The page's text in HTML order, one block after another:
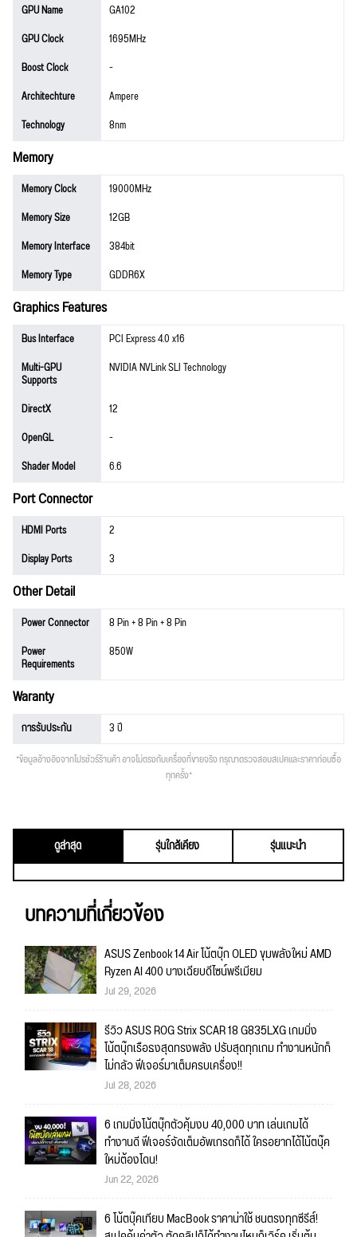
GPU Name
GA102
GPU Clock
1695MHz
Boost Clock
-
Architechture
Ampere
Technology
8nm
Memory
Memory Clock
19000MHz
Memory Size
12GB
Memory Interface
384bit
Memory Type
GDDR6X
Graphics Features
Bus Interface
PCI Express 4.0 x16
Multi-GPU
Supports
NVIDIA NVLink SLI Technology
DirectX
12
OpenGL
-
Shader Model
6.6
Port Connector
HDMI Ports
2
Display Ports
3
Other Detail
Power Connector
8 Pin + 8 Pin + 8 Pin
Power
Requirements
850W
Waranty
การรับประกัน 3 ปี
*ข้อมูลอ้างอิงจากโปรชัวร์ร้านค้า อาจไม่ตรงกับเครื่องที่ขายจริง กรุณาตรวจสอบสเปคและราคาก่อนซื้อ
ทุกครั้ง*
ดูล่าสุด รุ่นใกล้เคียง รุ่นแนะนำ
บทความที่เกี่ยวข้อง
ASUS Zenbook 14 Air โน้ตบุ๊ก OLED ขุมพลังใหม่ AMD
Ryzen AI 400 บางเฉียบดีไซน์พรีเมียม
Jul 29, 2026
รีวิว ASUS ROG Strix SCAR 18 G835LXG เกมมิ่ง
โน้ตบุ๊กเรือธงสุดทรงพลัง ปรับสุดทุกเกม ทำงานหนักก็
ไม่กลัว ฟีเจอร์มาเต็มครบเครื่อง!!
Jul 28, 2026
6 เกมมิ่งโน้ตบุ๊กตัวคุ้มงบ 40,000 บาท เล่นเกมได้
ทำงานดี ฟีเจอร์จัดเต็มอัพเกรดก็ได้ ใครอยากได้โน้ตบุ๊ค
ใหม่ต้องโดน!
Jun 22, 2026
6 โน้ตบุ๊คเทียบ MacBook ราคาน่าใช้ ชนตรงทุกซีรีส์!